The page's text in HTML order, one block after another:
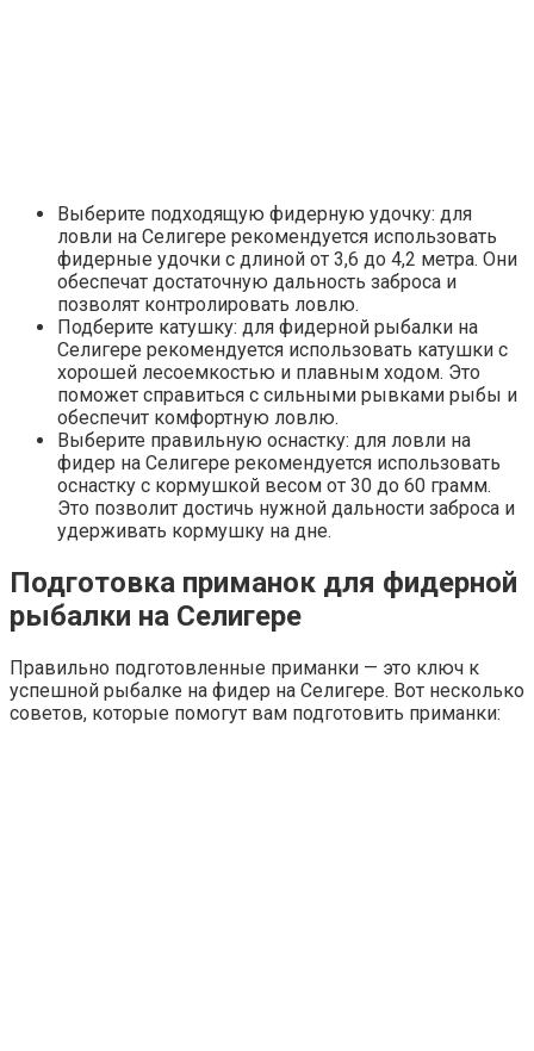
Выберите подходящую фидерную удочку: для
ловли на Селигере рекомендуется использовать
фидерные удочки с длиной от 3,6 до 4,2 метра. Они
обеспечат достаточную дальность заброса и
позволят контролировать ловлю.
Подберите катушку: для фидерной рыбалки на
Селигере рекомендуется использовать катушки с
хорошей лесоемкостью и плавным ходом. Это
поможет справиться с сильными рывками рыбы и
обеспечит комфортную ловлю.
Выберите правильную оснастку: для ловли на
фидер на Селигере рекомендуется использовать
оснастку с кормушкой весом от 30 до 60 грамм.
Это позволит достичь нужной дальности заброса и
удерживать кормушку на дне.
Подготовка приманок для фидерной
рыбалки на Селигере
Правильно подготовленные приманки — это ключ к
успешной рыбалке на фидер на Селигере. Вот несколько
советов, которые помогут вам подготовить приманки: